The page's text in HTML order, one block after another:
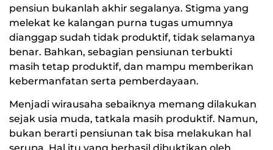
pensiun bukanlah akhir segalanya. Stigma yang
melekat ke kalangan purna tugas umumnya
dianggap sudah tidak produktif, tidak selamanya
benar. Bahkan, sebagian pensiunan terbukti
masih tetap produktif, dan mampu memberikan
kebermanfatan serta pemberdayaan.
Menjadi wirausaha sebaiknya memang dilakukan
sejak usia muda, tatkala masih produktif. Namun,
bukan berarti pensiunan tak bisa melakukan hal